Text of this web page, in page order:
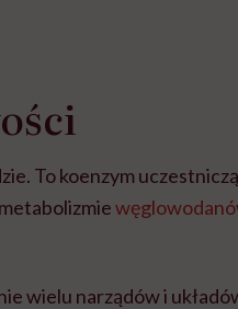
To koenzym
wielu narządów i